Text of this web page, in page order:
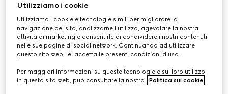
Utilizziamo i cookie
Utilizziamo i cookie e tecnologie simili per migliorare la
navigazione del sito, analizzarne l'utilizzo, agevolare la nostra
attività di marketing e consentirle di condividere i nostri contenuti
nelle sue pagine di social network. Continuando ad utilizzare
questo sito web, lei accetta le presenti condizioni d'uso.
Per maggiori informazioni su queste tecnologie e sul loro utilizzo
in questo sito web, può consultare la nostra
Politica sui cookie